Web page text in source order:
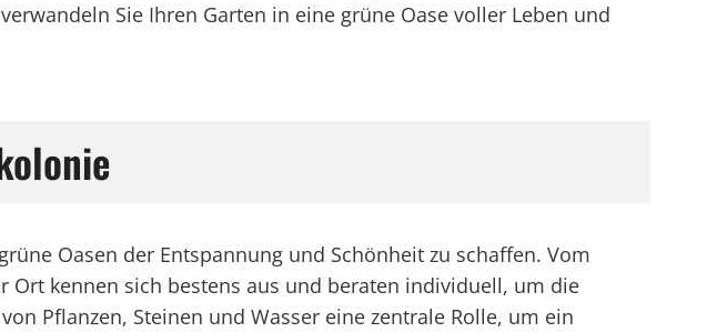
Sie Ihren Garten in eine grüne Oase voller Leben und
Oasen der Entspannung und Schönheit zu schaffen. Vom
Ort kennen sich bestens aus und beraten individuell, um die
Pflanzen, Steinen und Wasser eine zentrale Rolle, um ein